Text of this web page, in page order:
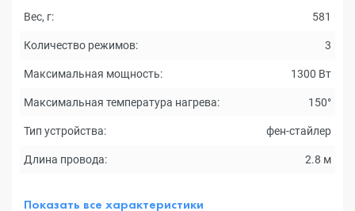
Вес, г: 581
Количество режимов: 3
Максимальная мощность: 1300 Вт
Максимальная температура нагрева: 150°
Тип устройства: фен-стайлер
Длина провода: 2.8 м
Показать все характеристики